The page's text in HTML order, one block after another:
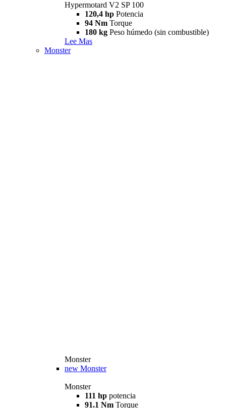
Hypermotard V2 SP 100
120,4 hp Potencia
94 Nm Torque
180 kg Peso húmedo (sin combustible)
Lee Mas
Monster
Monster
new Monster
Monster
111 hp potencia
91.1 Nm Torque